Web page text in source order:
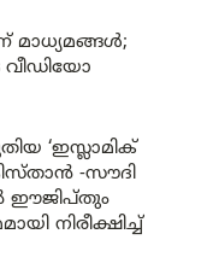
മാധ്യമങ്ങൾ;
‘ഇസ്ലാമിക്
-സൗദി
ഈജിപ്തും
നിരീക്ഷിച്ച്